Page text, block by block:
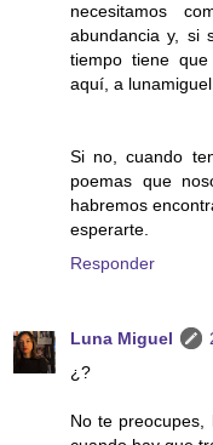
necesitamos
abundancia y, si
tiempo tiene
aquí, a
Si no, cuando
poemas que
habremos
esperarte.
Responder
Luna Miguel
¿?
No te